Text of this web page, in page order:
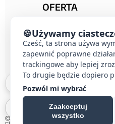
OFERTA
KONTAKT
© 2026 E-DOMUS |Kontakt Simon
🍪Używamy
Cześć, ta strona używa
zapewnić poprawne
trackingowe aby lepiej
To drugie będzie dopiero
Pozwól mi wybrać
Zaakceptuj
wszystko